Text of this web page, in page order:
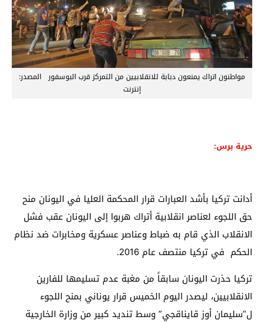
مواطنون اتراك يمنعون دبابة للانقلابيين من التمركز قرب البوسفور المصدر:
إنترنت
حرية برس:
أدانت تركيا بأشد العبارات قرار المحكمة العليا في اليونان منح
حق اللجوء لعناصر انقلابية أتراك هربوا إلى اليونان عقب فشل
الانقلاب الذي قام به ضباط وعناصر عسكرية ومخابرات ضد نظام
الحكم في تركيا منتصف عام 2016.
تركيا حذرت اليونان سابقاً من مغبة عدم تسليمها للفارين
الانقلابيين، ليصدر اليوم الخميس قرار يوناني بمنح اللجوء
ل”سليمان أوز قايناقجي” وسط تنديد كبير من وزارة الخارجية